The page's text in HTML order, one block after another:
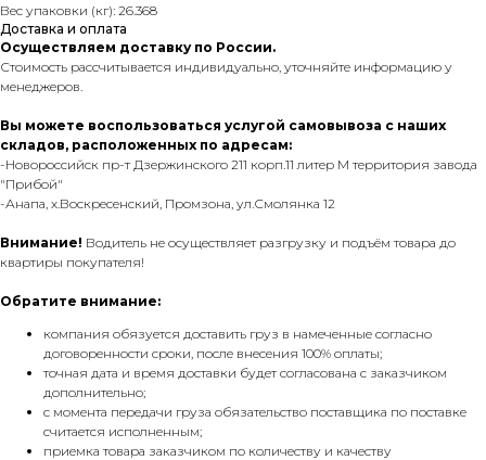
Вес упаковки (кг): 26.368
Доставка и оплата
Осуществляем доставку по России.
Стоимость рассчитывается индивидуально, уточняйте информацию у
менеджеров.
Вы можете воспользоваться услугой самовывоза с наших
складов, расположенных по адресам:
-Новороссийск пр-т Дзержинского 211 корп.11 литер М территория завода
"Прибой"
-Анапа, х.Воскресенский, Промзона, ул.Смолянка 12
Внимание! Водитель не осуществляет разгрузку и подъём товара до
квартиры покупателя!
Обратите внимание:
компания обязуется доставить груз в намеченные согласно
договоренности сроки, после внесения 100% оплаты;
точная дата и время доставки будет согласована с заказчиком
дополнительно;
с момента передачи груза обязательство поставщика по поставке
считается исполненным;
приемка товара заказчиком по количеству и качеству